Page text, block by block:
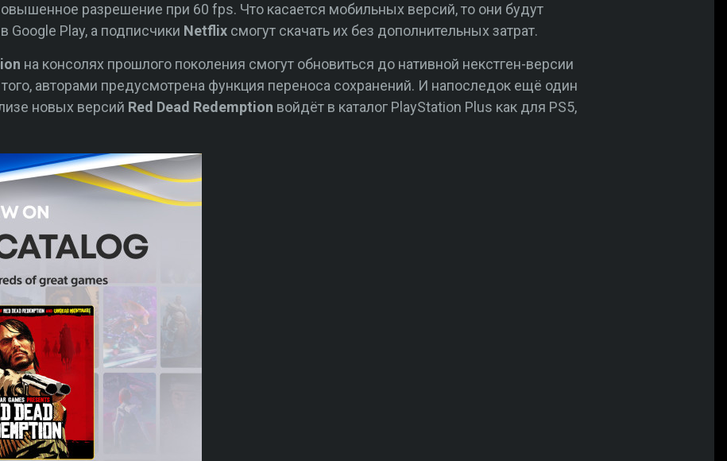
разрешение при 60 fps. Что касается мобильных версий, то они будут
Google Play, а подписчики Netflix смогут скачать их без дополнительных затрат.
на консолях прошлого поколения смогут обновиться до нативной некстген-версии
авторами предусмотрена функция переноса сохранений. И напоследок ещё один
новых версий Red Dead Redemption войдёт в каталог PlayStation Plus как для PS5,